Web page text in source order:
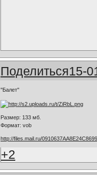
Поделиться15-
''Балет''
Размер: 133 мб.
Формат: vob
http://files.mail.ru/
+2